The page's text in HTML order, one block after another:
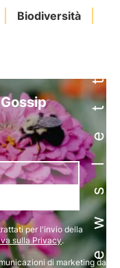
Biodiversità Newsletter
per l'invio della
sulla Privacy.
di marketing da